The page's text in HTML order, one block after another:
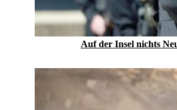
Auf der Insel nichts